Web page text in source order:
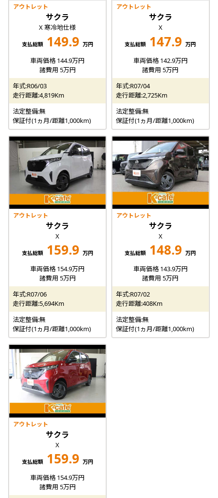
アウトレット
サクラ
X 寒冷地仕様
支払総額 149.9 万円
車両価格 144.9万円
諸費用 5万円
年式:R06/03
走行距離:4,819Km
法定整備:無
保証付(1ヵ月/距離1,000km)
アウトレット
サクラ
X
支払総額 147.9 万円
車両価格 142.9万円
諸費用 5万円
年式:R07/04
走行距離:2,725Km
法定整備:無
保証付(1ヵ月/距離1,000km)
アウトレット
サクラ
X
支払総額 159.9 万円
車両価格 154.9万円
諸費用 5万円
年式:R07/06
走行距離:5,694Km
法定整備:無
保証付(1ヵ月/距離1,000km)
アウトレット
サクラ
X
支払総額 148.9 万円
車両価格 143.9万円
諸費用 5万円
年式:R07/02
走行距離:408Km
法定整備:無
保証付(1ヵ月/距離1,000km)
アウトレット
サクラ
X
支払総額 159.9 万円
車両価格 154.9万円
諸費用 5万円